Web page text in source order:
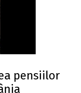
pensiilor